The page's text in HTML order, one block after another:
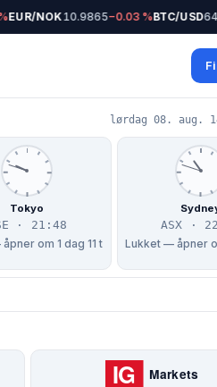
NOK10.9865−0.03 % BTC/USD64
lørdag 08. aug.
Tokyo
· 21:48
om 1 dag 11 t
ASX ·
Lukket — åpner